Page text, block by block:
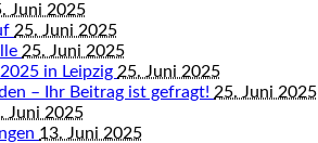
Juni 2025
25. Juni 2025
25. Juni 2025
in Leipzig 25. Juni 2025
– Ihr Beitrag ist gefragt! 25. Juni 2025
Juni 2025
13. Juni 2025